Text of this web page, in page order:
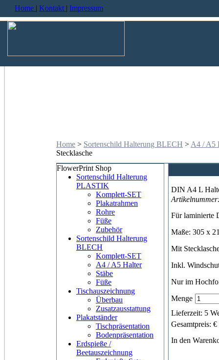
Home | Kontakt | Impressum
Home > Sortenschild Halterung BLECH > A4 / A5
Stecklasche
FlowerPrint Shop
Sortenschild Halterung
PLASTIK
Komplett-SET
Plakatrahmen
Rohre
Füße
Zubehör
Sortenschild Halterung
BLECH
Komplett-SET
A4 / A5 Halter
Stäbe
Füße
Tischauszeichnung
Überbau
Zusatzausstattung
Plakatständer
Tischpräsentation
Bodenpräsentation
Erdspieße /
Beetauszeichnung
DIN A4 L
Für laminierte
Maße: 305 x
Mit
Inkl.
Nur im
Menge
Lieferzeit: 5
Gesamtpreis: €
In den